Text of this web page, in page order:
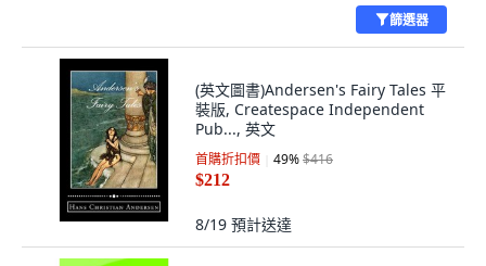
篩選器
(英文圖書)Andersen's Fairy Tales 平
裝版, Createspace Independent
Pub..., 英文
首購折扣價 49%$416
$212
8/19 預計送達